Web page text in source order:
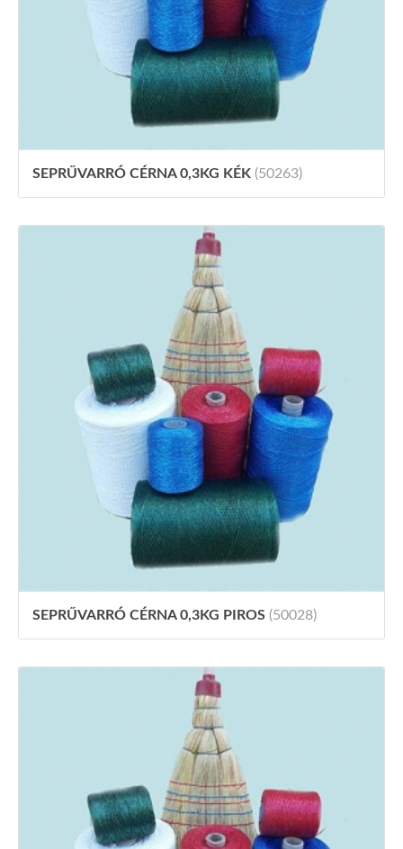
SEPRŰVARRÓ CÉRNA 0,3KG KÉK (50263)
SEPRŰVARRÓ CÉRNA 0,3KG PIROS (50028)